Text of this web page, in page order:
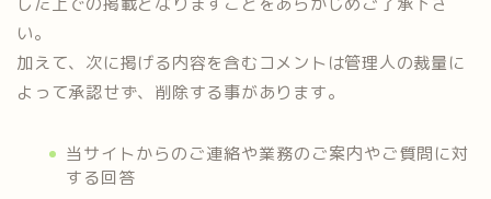
い。
加えて、次に掲げる内容を含むコメントは管理人の裁量に
よって承認せず、削除する事があります。
当サイトからのご連絡や業務のご案内やご質問に対
する回答